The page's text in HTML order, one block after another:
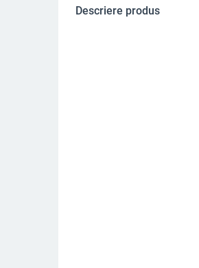
Descriere produs